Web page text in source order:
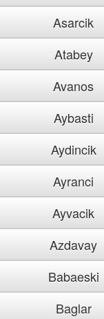
Asarcik
Atabey
Avanos
Aybasti
Aydincik
Ayranci
Ayvacik
Azdavay
Babaeski
Baglar